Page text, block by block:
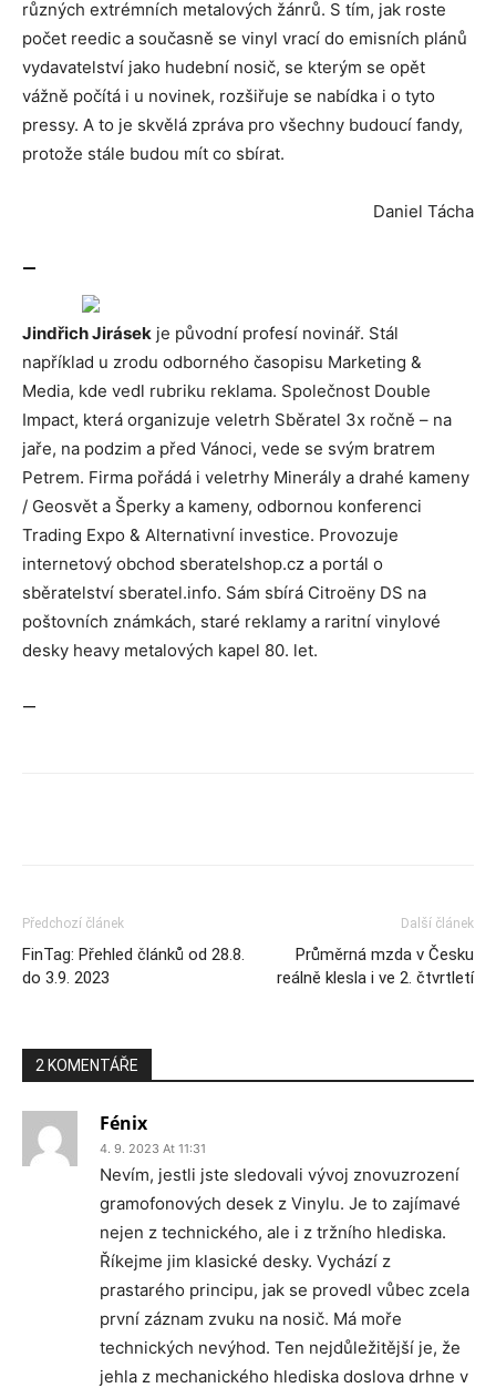
různých extrémních metalových žánrů. S tím, jak roste
počet reedic a současně se vinyl vrací do emisních plánů
vydavatelství jako hudební nosič, se kterým se opět
vážně počítá i u novinek, rozšiřuje se nabídka i o tyto
pressy. A to je skvělá zpráva pro všechny budoucí fandy,
protože stále budou mít co sbírat.
Daniel Tácha
—
Jindřich Jirásek je původní profesí novinář. Stál
například u zrodu odborného časopisu Marketing &
Media, kde vedl rubriku reklama. Společnost Double
Impact, která organizuje veletrh Sběratel 3x ročně – na
jaře, na podzim a před Vánoci, vede se svým bratrem
Petrem. Firma pořádá i veletrhy Minerály a drahé kameny
/ Geosvět a Šperky a kameny, odbornou konferenci
Trading Expo & Alternativní investice. Provozuje
internetový obchod sberatelshop.cz a portál o
sběratelství sberatel.info. Sám sbírá Citroëny DS na
poštovních známkách, staré reklamy a raritní vinylové
desky heavy metalových kapel 80. let.
—
Předchozí článek
FinTag: Přehled článků od 28.8.
do 3.9. 2023
Další článek
Průměrná mzda v Česku
reálně klesla i ve 2. čtvrtletí
2 KOMENTÁŘE
Fénix
4. 9. 2023 At 11:31
Nevím, jestli jste sledovali vývoj znovuzrození
gramofonových desek z Vinylu. Je to zajímavé
nejen z technického, ale i z tržního hlediska.
Říkejme jim klasické desky. Vychází z
prastarého principu, jak se provedl vůbec zcela
první záznam zvuku na nosič. Má moře
technických nevýhod. Ten nejdůležitější je, že
jehla z mechanického hlediska doslova drhne v